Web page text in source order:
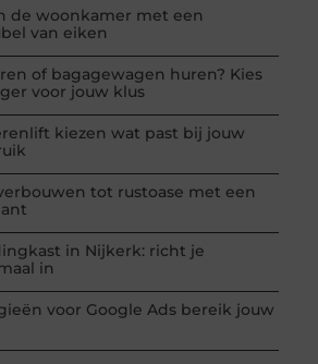
de woonkamer met een
van eiken
of bagagewagen huren? Kies
voor jouw klus
kiezen wat past bij jouw
tot rustoase met een
in Nijkerk: richt je
in
voor Google Ads bereik jouw